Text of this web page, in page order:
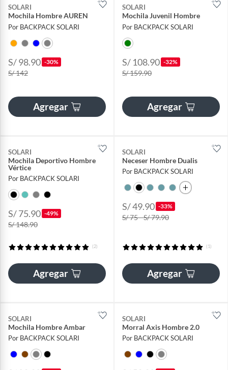
SOLARI
Mochila Hombre AUREN
Por BACKPACK SOLARI
S/ 98.90 -30%
S/ 142
Agregar
SOLARI
Mochila Juvenil Hombre
Por BACKPACK SOLARI
S/ 108.90 -32%
S/ 159.90
Agregar
SOLARI
Mochila Deportivo Hombre
Vértice
Por BACKPACK SOLARI
S/ 75.90 -49%
S/ 148.90
(2)
Agregar
SOLARI
Neceser Hombre Dualis
Por BACKPACK SOLARI
S/ 49.90 -33%
S/ 75 - S/ 79.90
(1)
Agregar
SOLARI
Mochila Hombre Ambar
Por BACKPACK SOLARI
SOLARI
Morral Axis Hombre 2.0
Por BACKPACK SOLARI